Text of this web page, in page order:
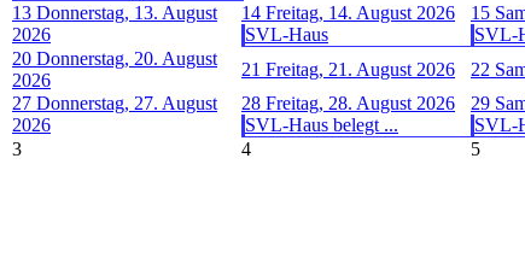
13 Donnerstag, 13. August
2026
14 Freitag, 14. August 2026
SVL-Haus
15
SVL-
20 Donnerstag, 20. August
2026
21 Freitag, 21. August 2026 22
27 Donnerstag, 27. August
2026
28 Freitag, 28. August 2026
SVL-Haus belegt ...
29
SVL-
3 4 5